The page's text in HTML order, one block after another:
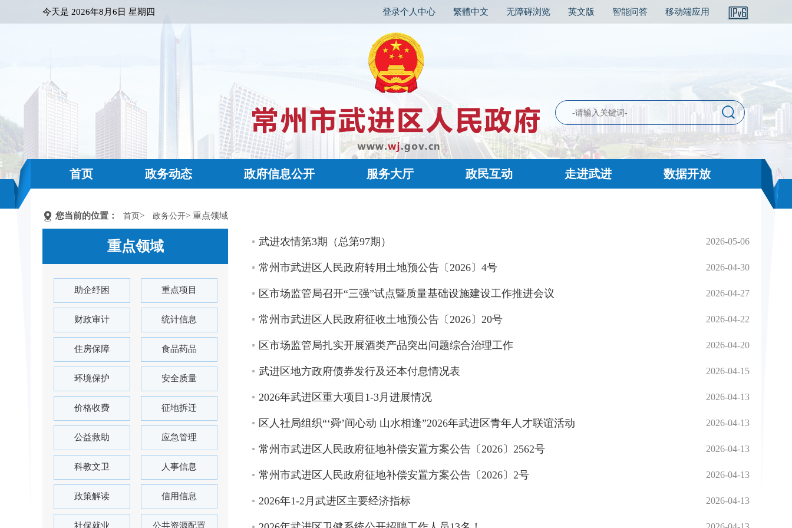
今天是 2026年8月6日 星期四 登录个人中心 繁體中文 无障碍浏览 英文版 智能问答 移动端应用
首页 政务动态 政府信息公开 服务大厅 政民互动 走进武进 数据开放
您当前的位置： 首页> 政务公开> 重点领域
重点领域
助企纾困 重点项目
财政审计 统计信息
住房保障 食品药品
环境保护 安全质量
价格收费 征地拆迁
公益救助 应急管理
科教文卫 人事信息
政策解读 信用信息
社保就业 公共资源配置
武进农情第3期（总第97期） 2026-05-06
常州市武进区人民政府转用土地预公告〔2026〕4号 2026-04-30
区市场监管局召开“三强”试点暨质量基础设施建设工作推进会议 2026-04-27
常州市武进区人民政府征收土地预公告〔2026〕20号 2026-04-22
区市场监管局扎实开展酒类产品突出问题综合治理工作 2026-04-20
武进区地方政府债券发行及还本付息情况表 2026-04-15
2026年武进区重大项目1-3月进展情况 2026-04-13
区人社局组织“‘舜’间心动 山水相逢”2026年武进区青年人才联谊活动 2026-04-13
常州市武进区人民政府征地补偿安置方案公告〔2026〕2562号 2026-04-13
常州市武进区人民政府征地补偿安置方案公告〔2026〕2号 2026-04-13
2026年1-2月武进区主要经济指标 2026-04-13